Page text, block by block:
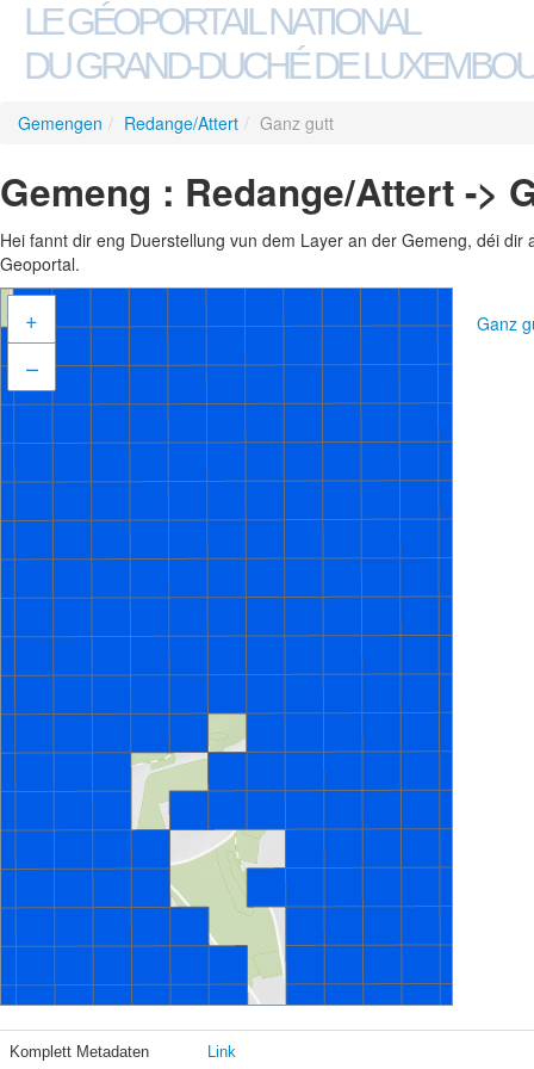
LE GÉOPORTAIL NATIONAL
DU GRAND-DUCHÉ DE
Gemengen / Redange/Attert / Ganz gutt
Gemeng : Redange/Attert ->
Hei fannt dir eng Duerstellung vun dem Layer an der Gemeng, déi
Geoportal.
+
–
Ganz
Komplett Metadaten Link